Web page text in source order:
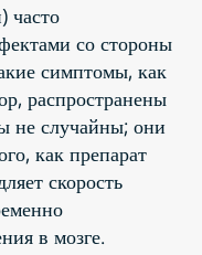
часто
со стороны
симптомы, как
распространены
не случайны; они
как препарат
скорость
в мозге.